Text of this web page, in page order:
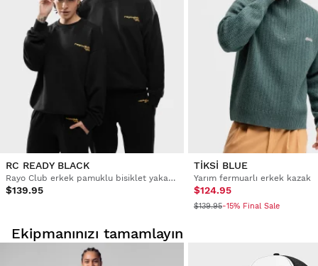
RC READY BLACK
Rayo Club erkek pamuklu bisiklet yaka sweatshirt
$139.95
TIKSI BLUE
Yarım fermuarlı erkek kazak
$124.95
$139.95-15% Final Sale
Ekipmanınızı tamamlayın